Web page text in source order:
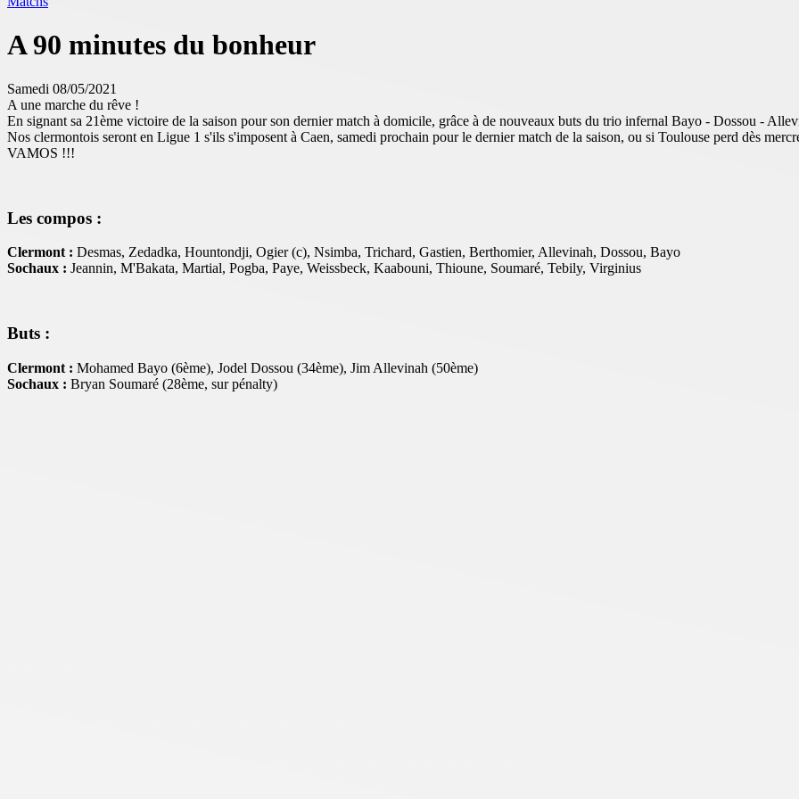
A 90 minutes du bonheur
Samedi 08/05/2021
A une marche du rêve !
En signant sa 21ème victoire de la saison pour son dernier match à domicile, grâce à de nouveaux buts du trio infernal Bayo - Dossou -
Nos clermontois seront en Ligue 1 s'ils s'imposent à Caen, samedi prochain pour le dernier match de la saison, ou si Toulouse perd dès
VAMOS !!!
Les compos :
Clermont : Desmas, Zedadka, Hountondji, Ogier (c), Nsimba, Trichard, Gastien, Berthomier, Allevinah, Dossou, Bayo
Sochaux : Jeannin, M'Bakata, Martial, Pogba, Paye, Weissbeck, Kaabouni, Thioune, Soumaré, Tebily, Virginius
Buts :
Clermont : Mohamed Bayo (6ème), Jodel Dossou (34ème), Jim Allevinah (50ème)
Sochaux : Bryan Soumaré (28ème, sur pénalty)